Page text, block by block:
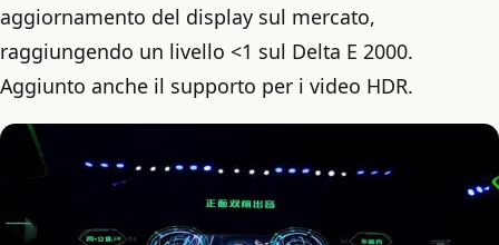
aggiornamento del display sul mercato,
raggiungendo un livello <1 sul Delta E 2000.
Aggiunto anche il supporto per i video HDR.